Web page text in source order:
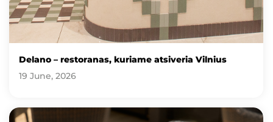
Delano – restoranas, kuriame atsiveria Vilnius
19 June, 2026